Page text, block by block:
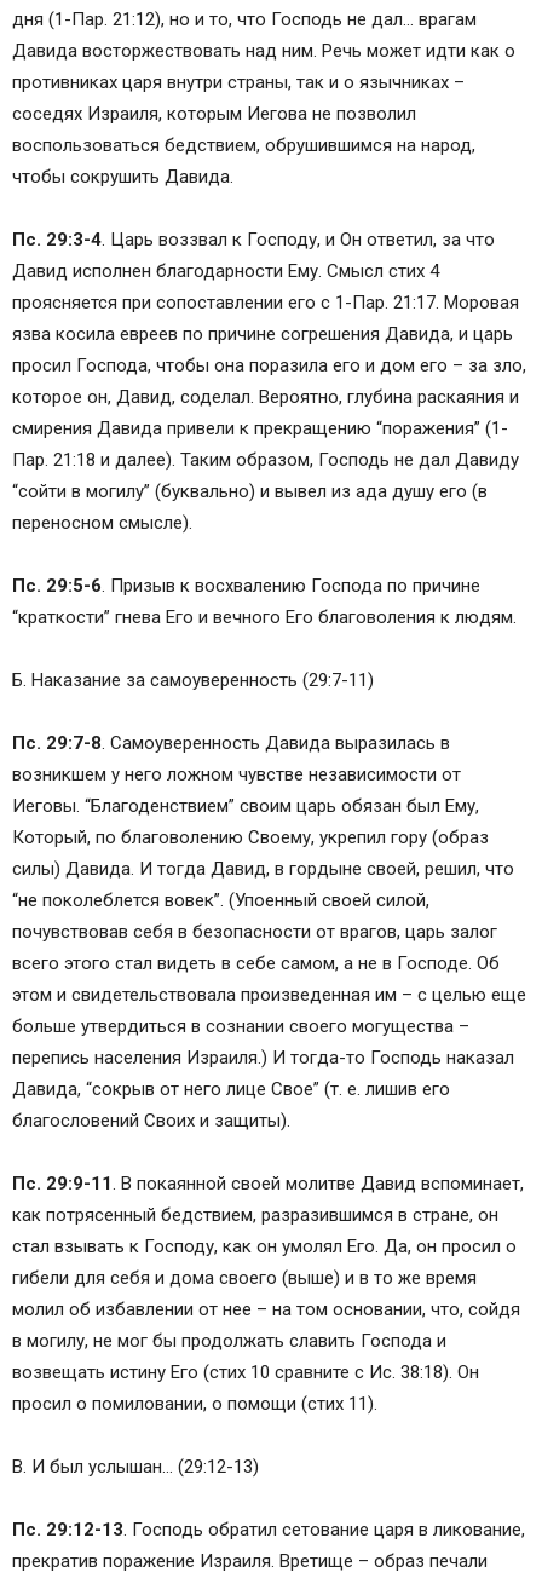
дня (1-Пар. 21:12), но и то, что Господь не дал… врагам
Давида восторжествовать над ним. Речь может идти как о
противниках царя внутри страны, так и о язычниках –
соседях Израиля, которым Иегова не позволил
воспользоваться бедствием, обрушившимся на народ,
чтобы сокрушить Давида.
Пс. 29:3-4. Царь воззвал к Господу, и Он ответил, за что
Давид исполнен благодарности Ему. Смысл стих 4
проясняется при сопоставлении его с 1-Пар. 21:17. Моровая
язва косила евреев по причине согрешения Давида, и царь
просил Господа, чтобы она поразила его и дом его – за зло,
которое он, Давид, соделал. Вероятно, глубина раскаяния и
смирения Давида привели к прекращению “поражения” (1-
Пар. 21:18 и далее). Таким образом, Господь не дал Давиду
“сойти в могилу” (буквально) и вывел из ада душу его (в
переносном смысле).
Пс. 29:5-6. Призыв к восхвалению Господа по причине
“краткости” гнева Его и вечного Его благоволения к людям.
Б. Наказание за самоуверенность (29:7-11)
Пс. 29:7-8. Самоуверенность Давида выразилась в
возникшем у него ложном чувстве независимости от
Иеговы. “Благоденствием” своим царь обязан был Ему,
Который, по благоволению Своему, укрепил гору (образ
силы) Давида. И тогда Давид, в гордыне своей, решил, что
“не поколеблется вовек”. (Упоенный своей силой,
почувствовав себя в безопасности от врагов, царь залог
всего этого стал видеть в себе самом, а не в Господе. Об
этом и свидетельствовала произведенная им – с целью еще
больше утвердиться в сознании своего могущества –
перепись населения Израиля.) И тогда-то Господь наказал
Давида, “сокрыв от него лице Свое” (т. е. лишив его
благословений Своих и защиты).
Пс. 29:9-11. В покаянной своей молитве Давид вспоминает,
как потрясенный бедствием, разразившимся в стране, он
стал взывать к Господу, как он умолял Его. Да, он просил о
гибели для себя и дома своего (выше) и в то же время
молил об избавлении от нее – на том основании, что, сойдя
в могилу, не мог бы продолжать славить Господа и
возвещать истину Его (стих 10 сравните с Ис. 38:18). Он
просил о помиловании, о помощи (стих 11).
В. И был услышан… (29:12-13)
Пс. 29:12-13. Господь обратил сетование царя в ликование,
прекратив поражение Израиля. Вретище – образ печали